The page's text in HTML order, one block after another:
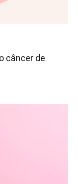
câncer de